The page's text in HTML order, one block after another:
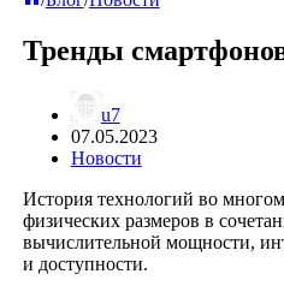
Тренды
u7
07.05.2023
Новости
История технологий во
физических размеров в
вычислительной мощности,
и доступности.